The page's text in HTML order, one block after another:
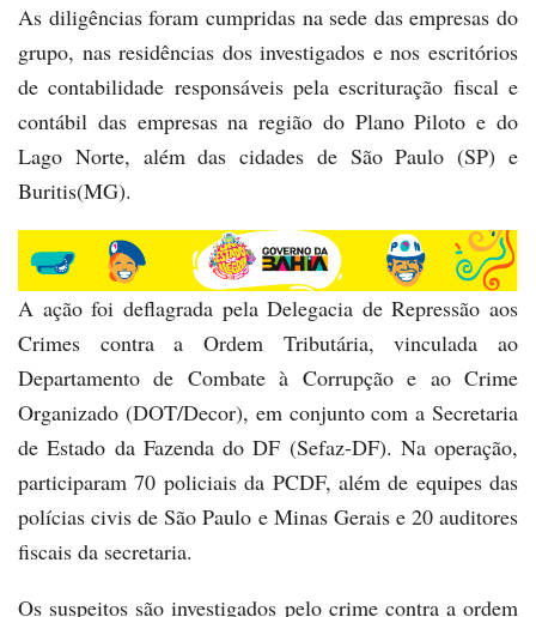
As diligências foram cumpridas na sede das empresas do
grupo, nas residências dos investigados e nos escritórios
de contabilidade responsáveis pela escrituração fiscal e
contábil das empresas na região do Plano Piloto e do
Lago Norte, além das cidades de São Paulo (SP) e
Buritis(MG).
A ação foi deflagrada pela Delegacia de Repressão aos
Crimes contra a Ordem Tributária, vinculada ao
Departamento de Combate à Corrupção e ao Crime
Organizado (DOT/Decor), em conjunto com a Secretaria
de Estado da Fazenda do DF (Sefaz-DF). Na operação,
participaram 70 policiais da PCDF, além de equipes das
polícias civis de São Paulo e Minas Gerais e 20 auditores
fiscais da secretaria.
Os suspeitos são investigados pelo crime contra a ordem